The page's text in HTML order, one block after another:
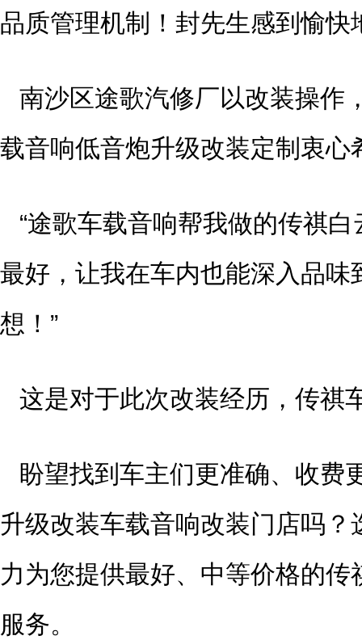
品质管理机制！封先生感到愉
南沙区途歌汽修厂以改装操作
载音响低音炮升级改装定制衷心
“途歌车载音响帮我做的传祺
最好，让我在车内也能深入品
想！”
这是对于此次改装经历，传祺
盼望找到车主们更准确、收费
升级改装车载音响改装门店吗
力为您提供最好、中等价格的
服务。